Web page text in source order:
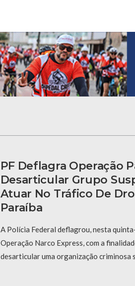
PF Deflagra Operação
Desarticular Grupo
Atuar No Tráfico De
Paraíba
A Polícia Federal deflagrou, nesta
Operação Narco Express, com a
desarticular uma organização criminosa